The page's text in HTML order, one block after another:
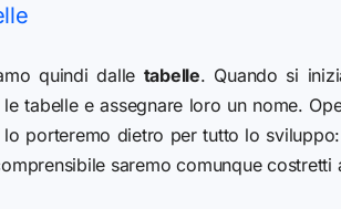
quindi dalle tabelle. Quando si
tabelle e assegnare loro un nome.
lo porteremo dietro per tutto lo
saremo comunque